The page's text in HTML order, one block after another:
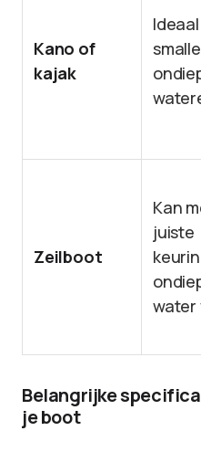
Kano of
kajak
Zeilboot
Kan
juiste
water
Belangrijke
je boot